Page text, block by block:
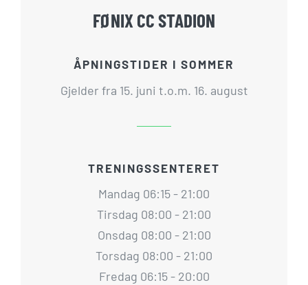
FØNIX CC STADION
ÅPNINGSTIDER I SOMMER
Gjelder fra 15. juni t.o.m. 16. august
TRENINGSSENTERET
Mandag 06:15 - 21:00
Tirsdag 08:00 - 21:00
Onsdag 08:00 - 21:00
Torsdag 08:00 - 21:00
Fredag 06:15 - 20:00